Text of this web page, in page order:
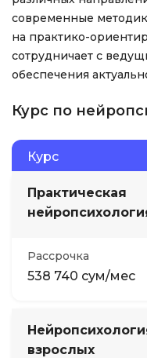
современные
на практико-
сотрудничает с
обеспечения
Курс по
Курс
Практическая
Рассрочка
538 740 сум/мес
взрослых